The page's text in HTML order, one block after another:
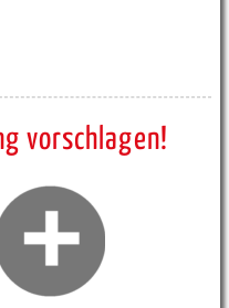
vorschlagen!